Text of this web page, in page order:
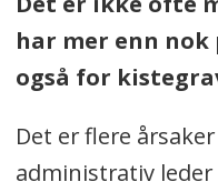
har mer enn
også for
Det er flere
administrativ